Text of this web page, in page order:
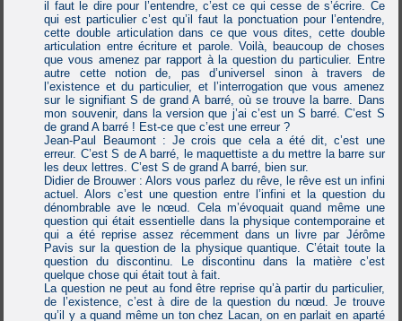
il faut le dire pour l’entendre, c’est ce qui cesse de s’écrire. Ce
qui est particulier c’est qu’il faut la ponctuation pour l’entendre,
cette double articulation dans ce que vous dites, cette double
articulation entre écriture et parole. Voilà, beaucoup de choses
que vous amenez par rapport à la question du particulier. Entre
autre cette notion de, pas d’universel sinon à travers de
l’existence et du particulier, et l’interrogation que vous amenez
sur le signifiant S de grand A barré, où se trouve la barre. Dans
mon souvenir, dans la version que j’ai c’est un S barré. C’est S
de grand A barré ! Est-ce que c’est une erreur ?
Jean-Paul Beaumont : Je crois que cela a été dit, c’est une
erreur. C’est S de A barré, le maquettiste a du mettre la barre sur
les deux lettres. C’est S de grand A barré, bien sur.
Didier de Brouwer : Alors vous parlez du rêve, le rêve est un infini
actuel. Alors c’est une question entre l’infini et la question du
dénombrable ave le nœud. Cela m’évoquait quand même une
question qui était essentielle dans la physique contemporaine et
qui a été reprise assez récemment dans un livre par Jérôme
Pavis sur la question de la physique quantique. C’était toute la
question du discontinu. Le discontinu dans la matière c’est
quelque chose qui était tout à fait.
La question ne peut au fond être reprise qu’à partir du particulier,
de l’existence, c’est à dire de la question du nœud. Je trouve
qu’il y a quand même un ton chez Lacan, on en parlait en aparté